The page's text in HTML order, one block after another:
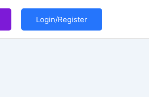
Login/Register